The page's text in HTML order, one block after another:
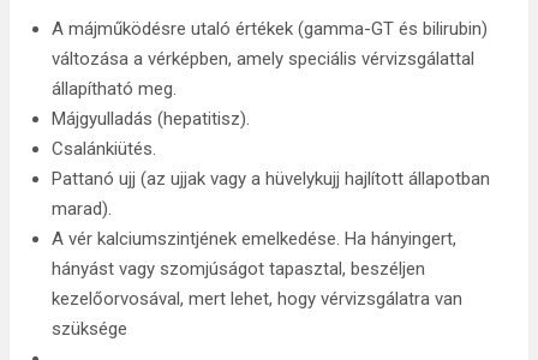
A májműködésre utaló értékek (gamma-GT és bilirubin)
változása a vérképben, amely speciális vérvizsgálattal
állapítható meg.
Májgyulladás (hepatitisz).
Csalánkiütés.
Pattanó ujj (az ujjak vagy a hüvelykujj hajlított állapotban
marad).
A vér kalciumszintjének emelkedése. Ha hányingert,
hányást vagy szomjúságot tapasztal, beszéljen
kezelőorvosával, mert lehet, hogy vérvizsgálatra van
szüksége